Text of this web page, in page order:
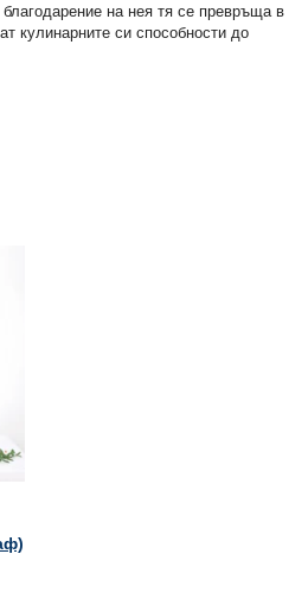
на нея тя се превръща в
кулинарните си способности до